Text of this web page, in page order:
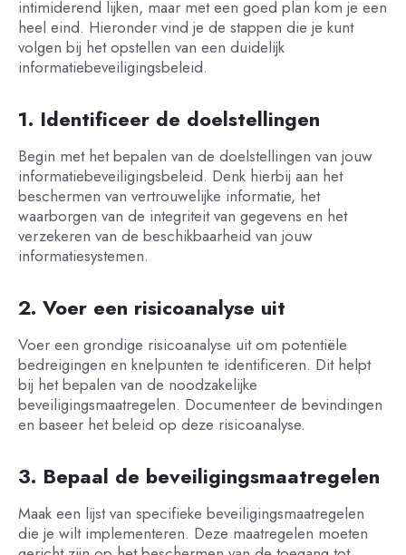
intimiderend lijken, maar met een goed plan kom je een
heel eind. Hieronder vind je de stappen die je kunt
volgen bij het opstellen van een duidelijk
informatiebeveiligingsbeleid.
1. Identificeer de doelstellingen
Begin met het bepalen van de doelstellingen van jouw
informatiebeveiligingsbeleid. Denk hierbij aan het
beschermen van vertrouwelijke informatie, het
waarborgen van de integriteit van gegevens en het
verzekeren van de beschikbaarheid van jouw
informatiesystemen.
2. Voer een risicoanalyse uit
Voer een grondige risicoanalyse uit om potentiële
bedreigingen en knelpunten te identificeren. Dit helpt
bij het bepalen van de noodzakelijke
beveiligingsmaatregelen. Documenteer de bevindingen
en baseer het beleid op deze risicoanalyse.
3. Bepaal de beveiligingsmaatregelen
Maak een lijst van specifieke beveiligingsmaatregelen
die je wilt implementeren. Deze maatregelen moeten